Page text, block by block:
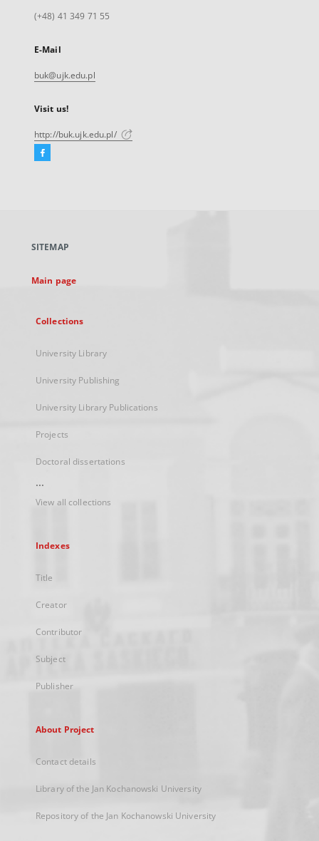
(+48) 41 349 71 55
E-Mail
buk@ujk.edu.pl
Visit us!
http://buk.ujk.edu.pl/
Facebook
new
SITEMAP
Main page
Collections
University Library
University Publishing
University Library Publications
Projects
Doctoral dissertations
...
View all collections
Indexes
Title
Creator
Contributor
Subject
Publisher
About Project
Contact details
Library of the Jan Kochanowski University
Repository of the Jan Kochanowski University